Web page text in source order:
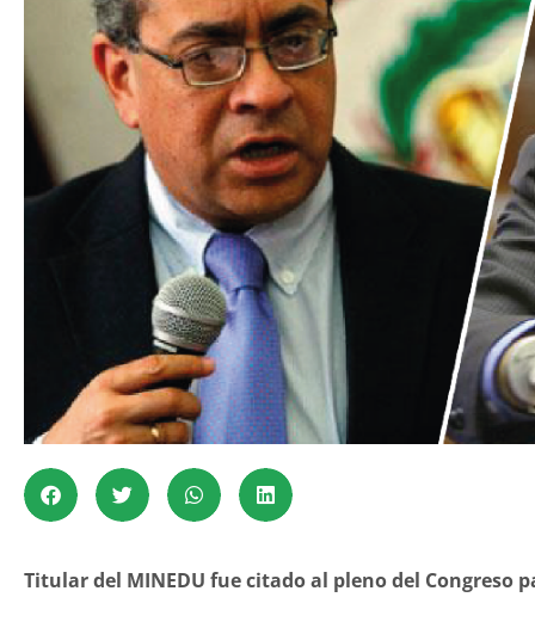
Titular del MINEDU fue citado al pleno del Congreso